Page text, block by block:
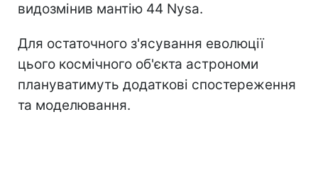
видозмінив мантію 44 Nysa.
Для остаточного з'ясування еволюції
цього космічного об'єкта астрономи
плануватимуть додаткові спостереження
та моделювання.